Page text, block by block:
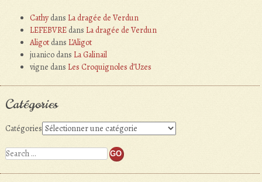
Cathydans La dragée de Verdun
LEFEBVREdans La dragée de Verdun
Aligotdans L’Aligot
juanicodans La Galinail
vigne dans Les Croquignoles d’Uzes
Catégories
Catégories
Search